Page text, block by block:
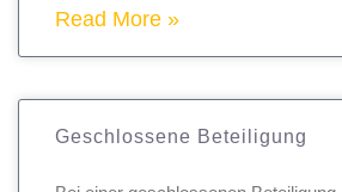
Read More »
Geschlossene Beteiligung